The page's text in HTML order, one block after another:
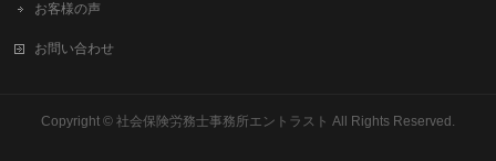
お客様の声
お問い合わせ
Copyright © 社会保険労務士事務所エントラスト All Rights Reserved.